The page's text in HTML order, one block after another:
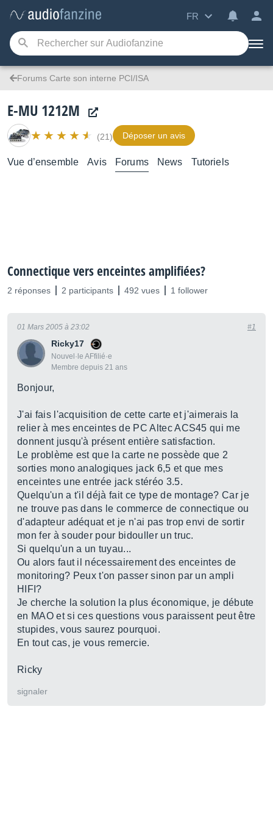
FR
Forums Carte son interne PCI/ISA
E-MU 1212M
(21) Déposer un avis
Vue d’ensemble Avis Forums News Tutoriels
Connectique vers enceintes amplifiées?
2 réponses 2 participants 492 vues 1 follower
Ricky17
Nouvel·le AFfilié·e
Membre depuis 21 ans
01 Mars 2005 à 23:02 #1
Bonjour,
J'ai fais l'acquisition de cette carte et j'aimerais la
relier à mes enceintes de PC Altec ACS45 qui me
donnent jusqu'à présent entière satisfaction.
Le problème est que la carte ne possède que 2
sorties mono analogiques jack 6,5 et que mes
enceintes une entrée jack stéréo 3.5.
Quelqu'un a t'il déjà fait ce type de montage? Car je
ne trouve pas dans le commerce de connectique ou
d'adapteur adéquat et je n'ai pas trop envi de sortir
mon fer à souder pour bidouller un truc.
Si quelqu'un a un tuyau...
Ou alors faut il nécessairement des enceintes de
monitoring? Peux t'on passer sinon par un ampli
HIFI?
Je cherche la solution la plus économique, je débute
en MAO et si ces questions vous paraissent peut être
stupides, vous saurez pourquoi.
En tout cas, je vous remercie.
Ricky
signaler